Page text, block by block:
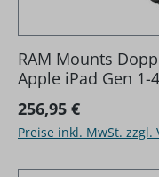
RAM Mounts
Apple iPad Gen
gehäusen) - B-
Halteschale,
Regulärer Preis:
256,95 €
Preise inkl. MwSt. zzgl.